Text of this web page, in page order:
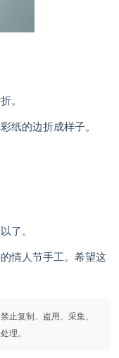
。
纸的边折成样子。
了。
情人节手工。希望这
止复制、盗用、采集、
理。